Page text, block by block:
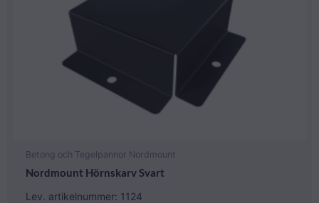
Betong och Tegelpannor Nordmount
Nordmount Hörnskarv Svart
Lev. artikelnummer: 1124